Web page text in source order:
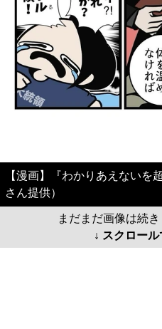
【漫画】『わかりあえないを
さん提供）
まだまだ画像は続き
↓ スクロー